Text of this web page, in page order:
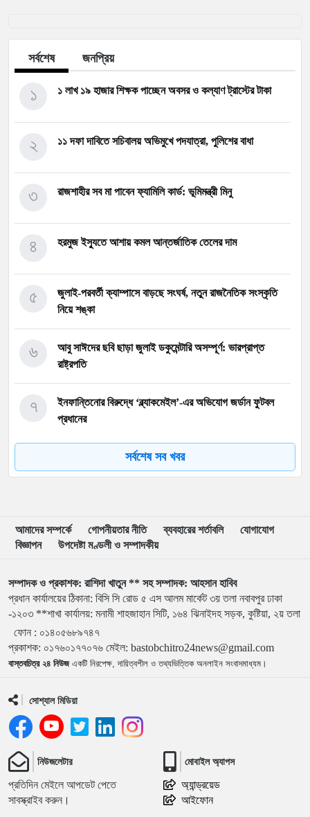
সর্বশেষ জনপ্রিয়
১ লাখ ১৯ হাজার শিক্ষক পাচ্ছেন অবসর ও কল্যাণ ট্রাস্টের টাকা
১
১১ দফা দাবিতে সচিবালয় অভিমুখে পদযাত্রা, পুলিশের বাধা
২
রাজশাহীর সব মা পাবেন ফ্যামিলি কার্ড: ভূমিমন্ত্রী মিনু
৩
হরমুজ ইস্যুতে আশায় কমল আন্তর্জাতিক তেলের দাম
৪
জুলাই-পরবর্তী ক্যাম্পাসে বাড়ছে সংঘর্ষ, নতুন রাজনৈতিক সংস্কৃতি
নিয়ে শঙ্কা
৫
আবু সাঈদের ছবি ছাড়া জুলাই ডকুমেন্টারি অসম্পূর্ণ: ভারপ্রাপ্ত
রাষ্ট্রপতি
৬
ইনফান্তিনোর বিরুদ্ধে ‘ব্ল্যাকমেইল’-এর অভিযোগ জর্ডান ফুটবল
প্রধানের
৭
বরিশাল বিশ্ববিদ্যালয়ে ছাত্রদল-শিবির সংঘর্ষে উত্তেজনা
শেখ হাসিনার বক্তব্য প্রচার করলে আইনানুগ ব্যবস্থা নেওয়া হবে
১১
জবিতে সংঘর্ষের পর জকসু ভিপি-জিএসকে ক্যাম্পাসছাড়া
১২
৫ আগস্ট উদ্বোধন হচ্ছে জুলাই গণঅভ্যুত্থান স্মৃতি জাদুঘর
১৩
ভেনেজুয়েলায় জোড়া ভূমিকম্পে নিহত বেড়ে ৬ হাজার ১২৫
১৪
সর্বশেষ সব খবর
আমাদের সম্পর্কে গোপনীয়তার নীতি ব্যবহারের শর্তাবলি
যোগাযোগ
বিজ্ঞাপন
উপদেষ্টা মণ্ডলী ও সম্পাদকীয়
সম্পাদক ও প্রকাশক: রাশিদা খাতুন ** সহ সম্পাদক: আহসান হাবিব
প্রধান কার্যালয়ের ঠিকানা: বিসি সি রোড ৫ এস আলম মার্কেট ৩য় তলা নবাবপুর ঢাকা
-১২০৩ **শাখা কার্যালয়: মনামী শাহজাহান সিটি, ১৬৪ ঝিনাইদহ সড়ক, কুষ্টিয়া, ২য় তলা
ফোন : ০১৪০৫৬৮৯৭৪৭
প্রকাশক: ০১৭৬০১৭৭০৭৬ মেইল: bastobchitro24news@gmail.com
বাস্তবচিত্র ২৪ নিউজএকটি নিরপেক্ষ, দায়িত্বশীল ও তথ্যভিত্তিক অনলাইন সংবাদমাধ্যম।
সোশ্যাল মিডিয়া
নিউজলেটার
প্রতিদিন মেইলে আপডেট পেতে
সাবস্ক্রাইব করুন।
মোবাইল অ্যাপস
অ্যান্ড্রয়েড
আইফোন